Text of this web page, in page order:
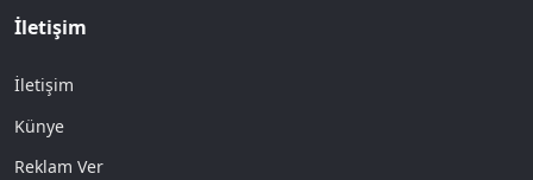
İletişim
İletişim
Künye
Reklam Ver